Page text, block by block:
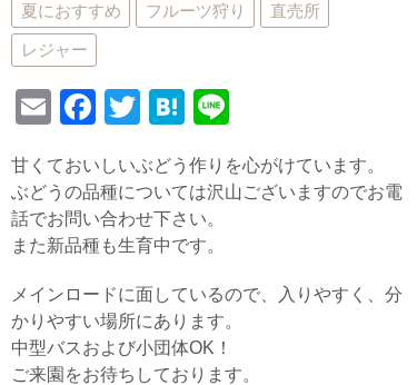
夏におすすめ フルーツ狩り 直売所
レジャー
E
ail
F
c
e
b
o
o
k
T
tt
er
H
e
n
a
e
甘くておいしいぶどう作りを心がけています。
ぶどうの品種については沢山ございますのでお電
話でお問い合わせ下さい。
また新品種も生育中です。
メインロードに面しているので、入りやすく、分
かりやすい場所にあります。
中型バスおよび小団体OK！
ご来園をお待ちしております。